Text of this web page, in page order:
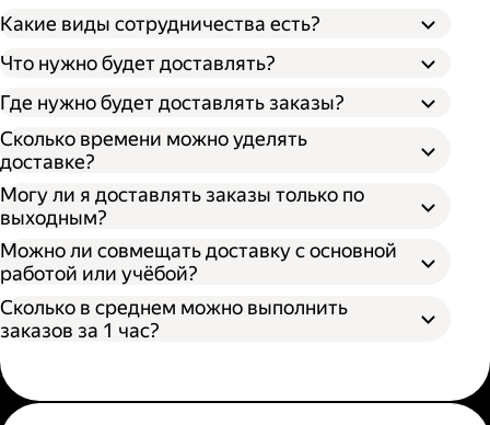
Какие виды сотрудничества есть?
Через парк;
Через парк как самозанятый;
Как самозанятый;
Как индивидуальный предприниматель;
Что нужно будет доставлять?
Где нужно будет доставлять заказы?
Сколько времени можно уделять
доставке?
Могу ли я доставлять заказы только по
выходным?
Можно ли совмещать доставку с основной
работой или учёбой?
Сколько в среднем можно выполнить
заказов за 1 час?